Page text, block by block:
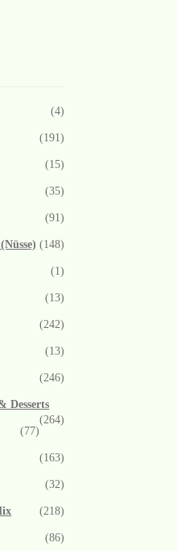
(4)
(191)
(15)
(35)
(91)
(148)
(1)
(13)
(242)
(13)
(246)
Desserts
(264)
(77)
(163)
(32)
(218)
(86)